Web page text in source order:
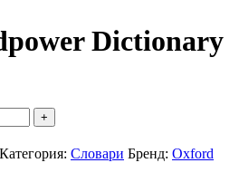
Dictionary
Категория: Словари Бренд: Oxford